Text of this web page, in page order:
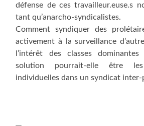
défense de ces travailleur.euse.s
tant qu’anarcho-syndicalistes.
Comment syndiquer des
activement à la surveillance
l’intérêt des classes
solution pourrait-elle être les
individuelles dans un syndicat inter-